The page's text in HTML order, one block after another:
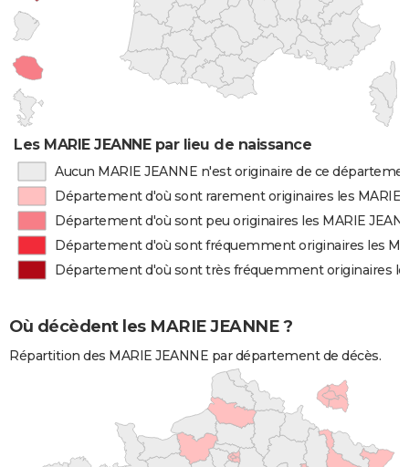
Les MARIE JEANNE par lieu de naissance
Aucun MARIE JEANNE n'est originaire de ce
Département d'où sont rarement originaires les MARIE
Département d'où sont peu originaires les MARIE
Département d'où sont fréquemment originaires les
Département d'où sont très fréquemment originaires
Où décèdent les MARIE JEANNE ?
Répartition des MARIE JEANNE par département de décès.